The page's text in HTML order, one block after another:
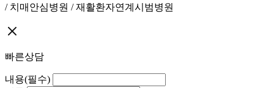
/ 치매안심병원 / 재활환자연계시범병원
빠른상담
내용(필수)